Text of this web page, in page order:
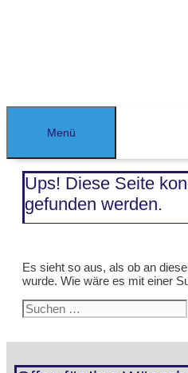
Menü
Ups! Diese Seite
gefunden werden.
Es sieht so aus, als ob an
wurde. Wie wäre es mit einer
Suchen
nach: